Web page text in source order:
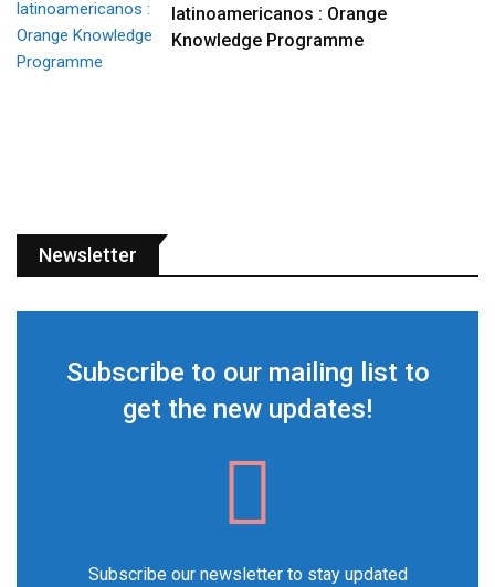
latinoamericanos : Orange
Knowledge Programme
Newsletter
Subscribe to our mailing list to
get the new updates!
Subscribe our newsletter to stay updated